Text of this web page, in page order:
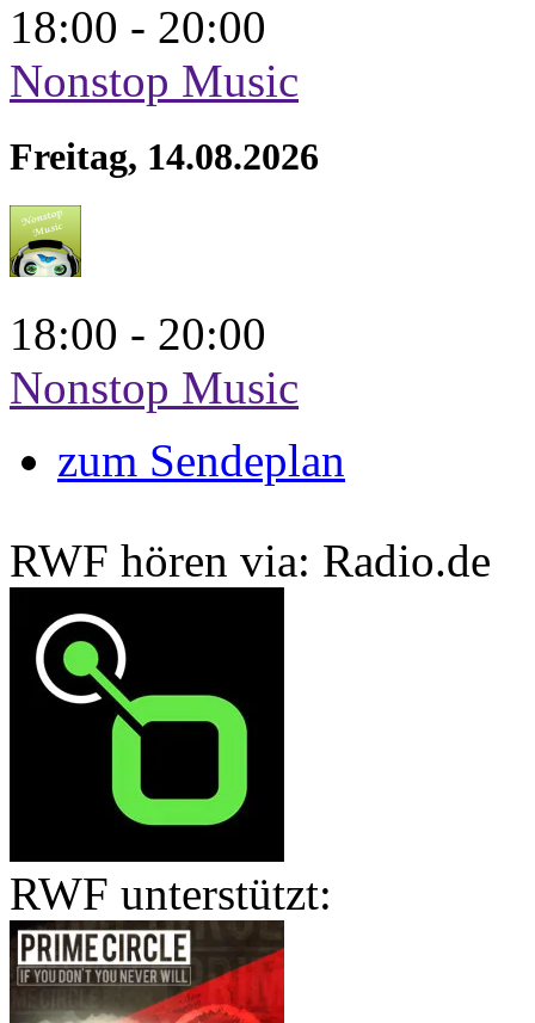
18:00 - 20:00
Nonstop Music
Freitag, 14.08.2026
18:00 - 20:00
Nonstop Music
zum Sendeplan
RWF hören via: Radio.de
RWF unterstützt: